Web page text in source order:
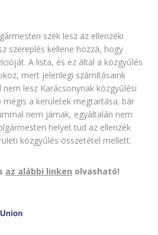
szék lesz az ellenzéki
szereplés kellene hozzá, hogy
A lista, és ez által a közgyűlés
mert jelenlegi számításaink
lesz Karácsonynak közgyűlési
mégis a kerületek megtartása; bár
nem járnak, egyáltalán nem
helyet tud az ellenzék
közgyűlés összetétel mellett.
az alábbi linken olvasható!